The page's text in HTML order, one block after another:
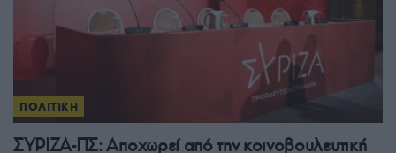
ΠΟΛΙΤΙΚΗ
ΣΥΡΙΖΑ-ΠΣ: Αποχωρεί από την κοινοβουλευτική